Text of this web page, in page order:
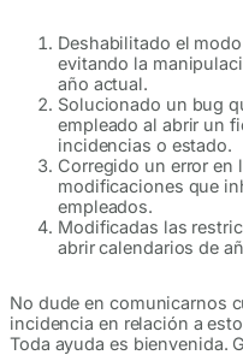
Deshabilitado el
evitando la
año actual.
Solucionado un bug
empleado al abrir un
incidencias o estado.
Corregido un error en
modificaciones que
empleados.
Modificadas las
abrir calendarios de
No dude en comunicarnos
incidencia en relación a
Toda ayuda es bienvenida.